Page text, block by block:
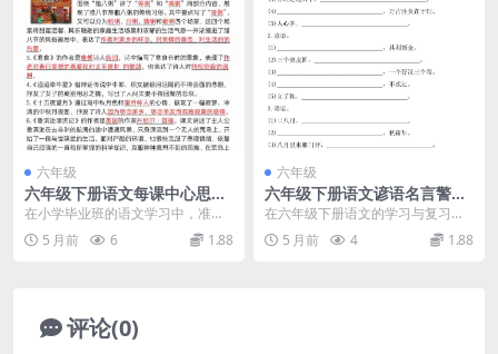
六年级
六年级下册语文每课中心思想
归纳汇总专项复习电子版
在小学毕业班的语文学习中，准确
把握课文的中心思想是提升阅读理
解能力的关键。为了帮...
5 月前 6 1.88
六年级
六年级下册语文谚语名言警句
专项填空练习题及积累汇总电
子版
在六年级下册语文的学习与复习
中，谚语与名言警句的积累不仅是
基础知识考查的重点，更...
5 月前 4 1.88
评论(0)